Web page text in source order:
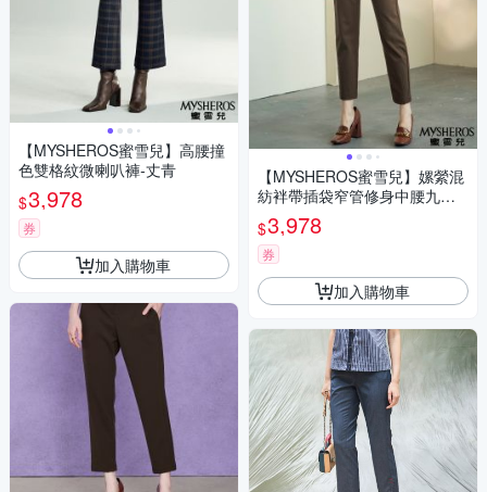
【MYSHEROS蜜雪兒】高腰撞
色雙格紋微喇叭褲-丈青
$3,978
券
加入購物車
【MYSHEROS蜜雪兒】嫘縈混
紡袢帶插袋窄管修身中腰九分
褲-咖啡
$3,978
券
加入購物車